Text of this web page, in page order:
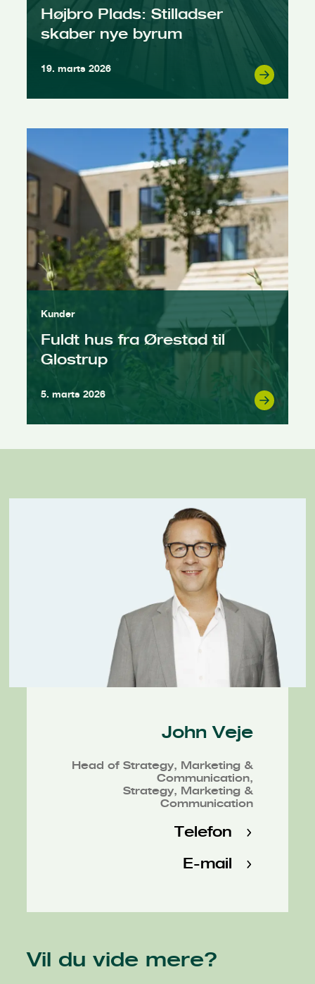
Højbro Plads: Stilladser
skaber nye byrum
19. marts 2026
Kunder
Fuldt hus fra Ørestad til
Glostrup
5. marts 2026
Vil du vide mere?
John Veje
Head of Strategy, Marketing &
Communication,
Strategy, Marketing &
Communication
Telefon
E-mail